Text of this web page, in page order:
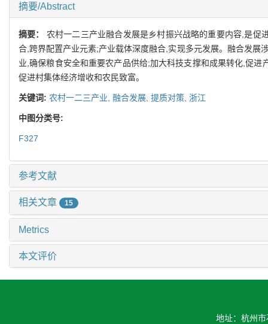
摘要/Abstract
摘要： 农村一二三产业融合发展是乡村振兴战略的重要内容,是
合,跨界配置产业元素;产业载体深度融合,实现多元发展。融合发展
业,确保粮食安全和重要农产品供给;加大科技支撑和成果转化,促
促进村集体经济增收和农民致富。
关键词: 农村一二三产业, 融合发展, 提质对策, 浙江
中图分类号:
F327
参考文献
相关文章 15
Metrics
本文评价
地址：杭州